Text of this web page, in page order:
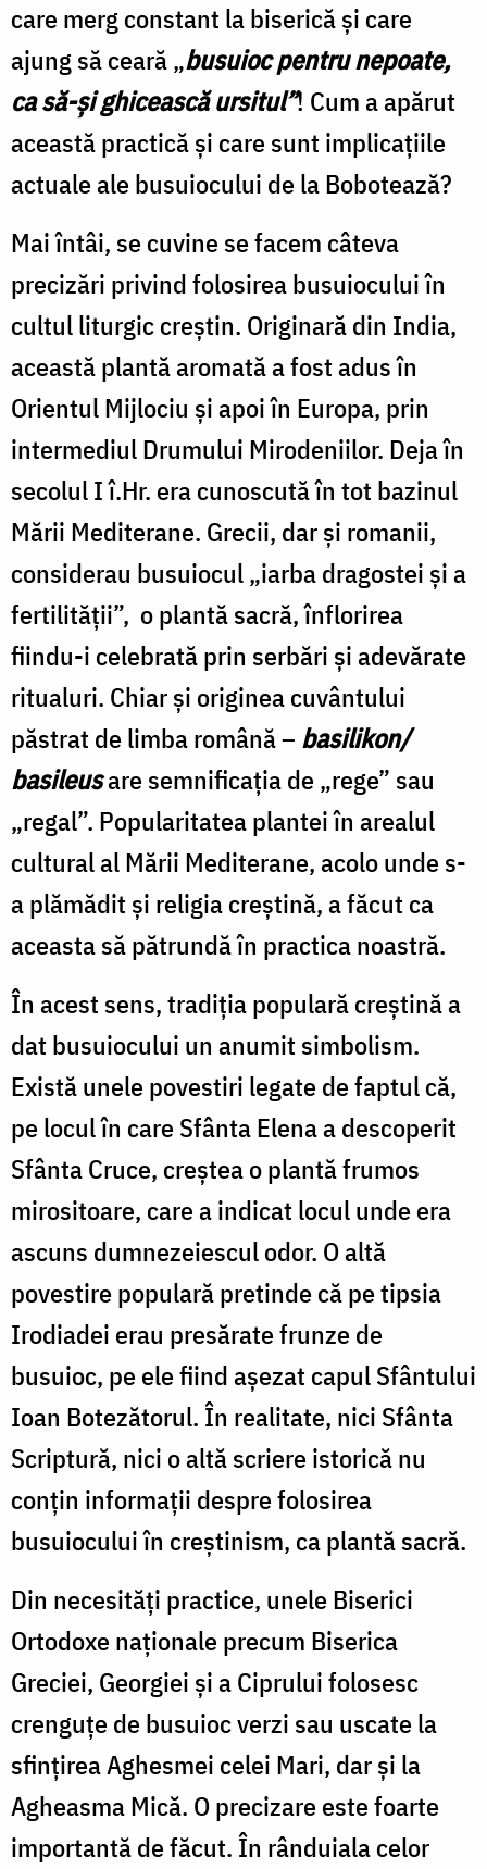
care merg constant la biserică și care
ajung să ceară „busuioc pentru nepoate,
ca să-și ghicească ursitul”! Cum a apărut
această practică și care sunt implicațiile
actuale ale busuiocului de la Bobotează?
Mai întâi, se cuvine se facem câteva
precizări privind folosirea busuiocului în
cultul liturgic creștin. Originară din India,
această plantă aromată a fost adus în
Orientul Mijlociu și apoi în Europa, prin
intermediul Drumului Mirodeniilor. Deja în
secolul I î.Hr. era cunoscută în tot bazinul
Mării Mediterane. Grecii, dar și romanii,
considerau busuiocul „iarba dragostei și a
fertilității”, o plantă sacră, înflorirea
fiindu-i celebrată prin serbări și adevărate
ritualuri. Chiar și originea cuvântului
păstrat de limba română – basilikon/
basileusare semnificația de „rege” sau
„regal”. Popularitatea plantei în arealul
cultural al Mării Mediterane, acolo unde s-
a plămădit și religia creștină, a făcut ca
aceasta să pătrundă în practica noastră.
În acest sens, tradiția populară creștină a
dat busuiocului un anumit simbolism.
Există unele povestiri legate de faptul că,
pe locul în care Sfânta Elena a descoperit
Sfânta Cruce, creștea o plantă frumos
mirositoare, care a indicat locul unde era
ascuns dumnezeiescul odor. O altă
povestire populară pretinde că pe tipsia
Irodiadei erau presărate frunze de
busuioc, pe ele fiind așezat capul Sfântului
Ioan Botezătorul. În realitate, nici Sfânta
Scriptură, nici o altă scriere istorică nu
conțin informații despre folosirea
busuiocului în creștinism, ca plantă sacră.
Din necesități practice, unele Biserici
Ortodoxe naționale precum Biserica
Greciei, Georgiei și a Ciprului folosesc
crenguțe de busuioc verzi sau uscate la
sfințirea Aghesmei celei Mari, dar și la
Agheasma Mică. O precizare este foarte
importantă de făcut. În rânduiala celor